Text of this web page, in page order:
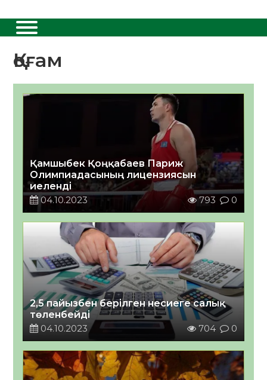
Қоғам
Қамшыбек Қоңқабаев Париж
Олимпиадасының лицензиясын
иеленді
04.10.2023
793 0
2,5 пайызбен берілген несиеге салық
төленбейді
04.10.2023
704 0